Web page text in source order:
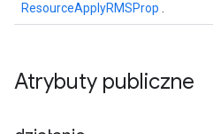
ResourceApplyRMSProp
Atrybuty publiczne